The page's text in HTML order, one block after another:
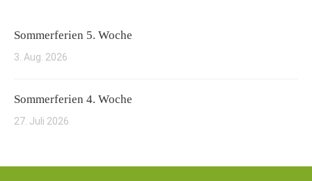
Sommerferien 5. Woche
3. Aug. 2026
Sommerferien 4. Woche
27. Juli 2026